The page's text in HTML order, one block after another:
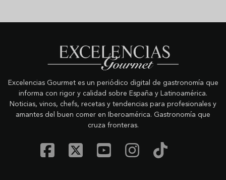
Excelencias Gourmet es un periódico digital de gastronomía que
informa con rigor y calidad sobre España y Latinoamérica.
Noticias, vinos, chefs, recetas y tendencias para profesionales y
amantes del buen comer en Iberoamérica. Gastronomía que
cruza fronteras.